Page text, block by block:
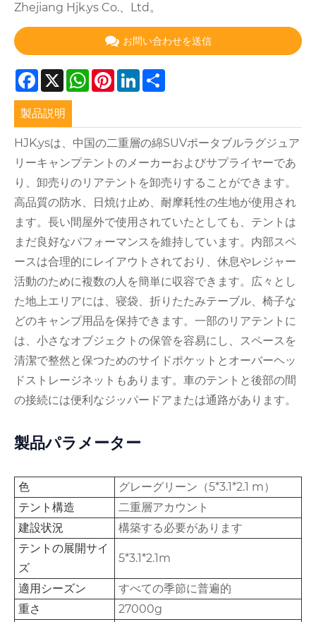
Zhejiang Hjk.ys Co.、Ltd。
お問い合わせを送信
Facebook
X WhatsApp
Pinterest
LinkedIn
製品説明
HJK.ysは、中国の二重層の綿SUVポータブルラグジュア
リーキャンプテントのメーカーおよびサプライヤーであ
り、卸売りのリアテントを卸売りすることができます。
高品質の防水、日焼け止め、耐摩耗性の生地が使用され
ます。長い間屋外で使用されていたとしても、テントは
まだ良好なパフォーマンスを維持しています。内部スペ
ースは合理的にレイアウトされており、休息やレジャー
活動のために複数の人を簡単に収容できます。広々とし
た地上エリアには、寝袋、折りたたみテーブル、椅子な
どのキャンプ用品を保持できます。一部のリアテントに
は、小さなオブジェクトの保管を容易にし、スペースを
清潔で整然と保つためのサイドポケットとオーバーヘッ
ドストレージネットもあります。車のテントと後部の間
の接続には便利なジッパードアまたは通路があります。
製品パラメーター
色
グレーグリーン（5*3.1*2.1 m）
テント構造
二重層アカウント
建設状況
構築する必要があります
テントの展開サイ
ズ
5*3.1*2.1m
適用シーズン
すべての季節に普遍的
重さ
27000g